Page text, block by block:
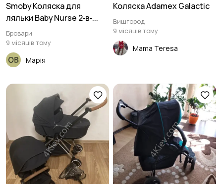
Smoby Коляска для
ляльки Baby Nurse 2‑в‑...
Бровари
9 місяців тому
Марія
Коляска Adamex Galactic
Вишгород
9 місяців тому
Mama Teresa